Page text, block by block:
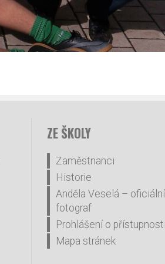
ZE ŠKOLY
Zaměstnanci
Historie
Anděla Veselá – oficiální
fotograf
Prohlášení o
Mapa stránek